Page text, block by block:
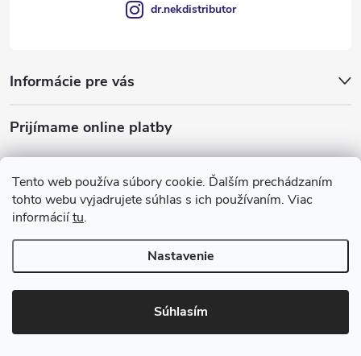
Tento web používa súbory cookie. Ďalším prechádzaním
tohto webu vyjadrujete súhlas s ich používaním. Viac
informáciítu.
Nastavenie
Súhlasím
dr.nekdistributor
Informácie pre vás
Prijímame online platby
Copyright 2026Dr Nek. Všetky práva vyhradené.